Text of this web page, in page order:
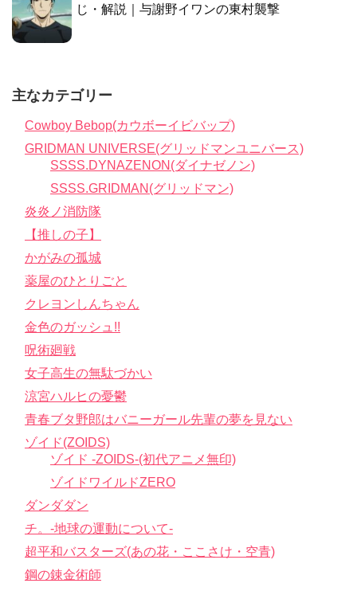
じ・解説｜与謝野イワンの東村襲撃
主なカテゴリー
Cowboy Bebop(カウボーイビバップ)
GRIDMAN UNIVERSE(グリッドマンユニバース)
SSSS.DYNAZENON(ダイナゼノン)
SSSS.GRIDMAN(グリッドマン)
炎炎ノ消防隊
【推しの子】
かがみの孤城
薬屋のひとりごと
クレヨンしんちゃん
金色のガッシュ!!
呪術廻戦
女子高生の無駄づかい
涼宮ハルヒの憂鬱
青春ブタ野郎はバニーガール先輩の夢を見ない
ゾイド(ZOIDS)
ゾイド -ZOIDS-(初代アニメ無印)
ゾイドワイルドZERO
ダンダダン
チ。-地球の運動について-
超平和バスターズ(あの花・ここさけ・空青)
鋼の錬金術師